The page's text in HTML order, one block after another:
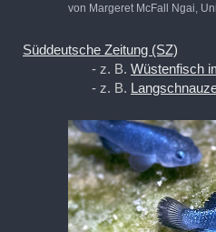
von Margeret McFall Ngai,
Süddeutsche Zeitung (SZ)
- z. B. Wüstenfisch
- z. B.